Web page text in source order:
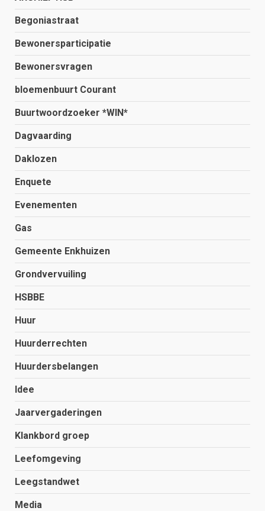
Begoniastraat
Bewonersparticipatie
Bewonersvragen
bloemenbuurt Courant
Buurtwoordzoeker *WIN*
Dagvaarding
Daklozen
Enquete
Evenementen
Gas
Gemeente Enkhuizen
Grondvervuiling
HSBBE
Huur
Huurderrechten
Huurdersbelangen
Idee
Jaarvergaderingen
Klankbord groep
Leefomgeving
Leegstandwet
Media